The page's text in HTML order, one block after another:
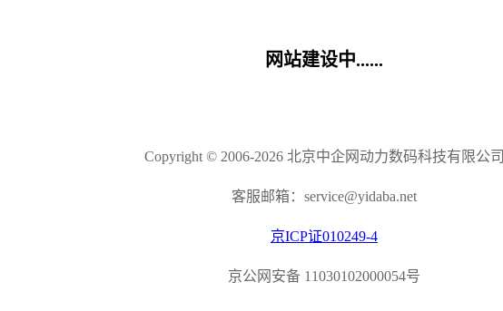
网站建设中......
Copyright © 2006-2026 北京中企网动力数码科技有限公司
客服邮箱：service@yidaba.net
京ICP证010249-4
京公网安备 11030102000054号